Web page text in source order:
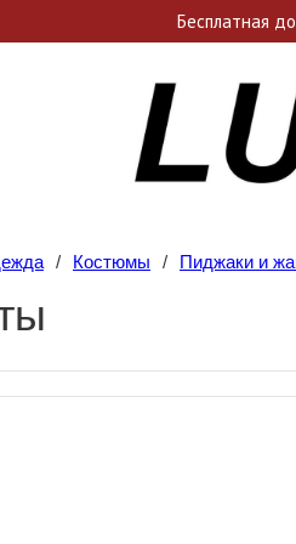
Уникальные акции и
/ Костюмы / Пиджаки и
Бесплатная